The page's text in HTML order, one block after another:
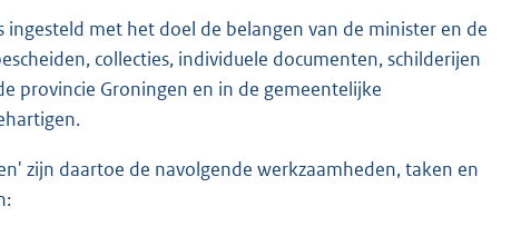
met het doel de belangen van de minister en de
collecties, individuele documenten, schilderijen
provincie Groningen en in de gemeentelijke
zijn daartoe de navolgende werkzaamheden, taken en